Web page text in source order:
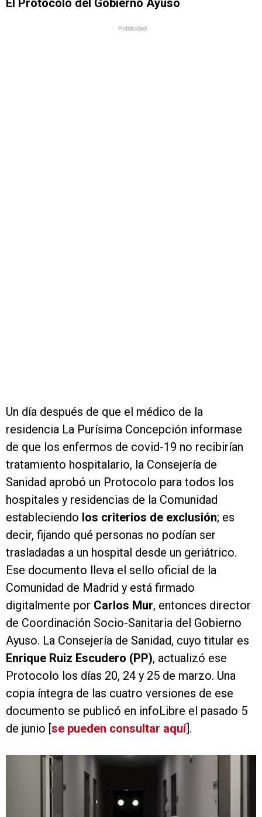
El Protocolo del Gobierno Ayuso
Publicidad
Un día después de que el médico de la
residencia La Purísima Concepción informase
de que los enfermos de covid-19 no recibirían
tratamiento hospitalario, la Consejería de
Sanidad aprobó un Protocolo para todos los
hospitales y residencias de la Comunidad
estableciendo los criterios de exclusión; es
decir, fijando qué personas no podían ser
trasladadas a un hospital desde un geriátrico.
Ese documento lleva el sello oficial de la
Comunidad de Madrid y está firmado
digitalmente por Carlos Mur, entonces director
de Coordinación Socio-Sanitaria del Gobierno
Ayuso. La Consejería de Sanidad, cuyo titular es
Enrique Ruiz Escudero (PP), actualizó ese
Protocolo los días 20, 24 y 25 de marzo. Una
copia íntegra de las cuatro versiones de ese
documento se publicó en infoLibre el pasado 5
de junio [se pueden consultar aquí].